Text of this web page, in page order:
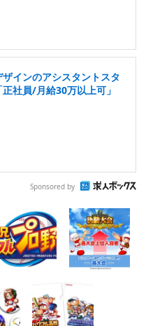
インのアシスタントスタ
社員/月給30万以上可」
Sponsored by